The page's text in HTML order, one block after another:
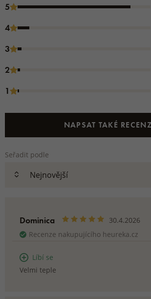
5
4
3
2
1
NAPSAT TAKÉ
Seřadit podle
Dominica
30.4.2026
Recenze nakupujícího heureka.cz
Líbí se
Velmi teple